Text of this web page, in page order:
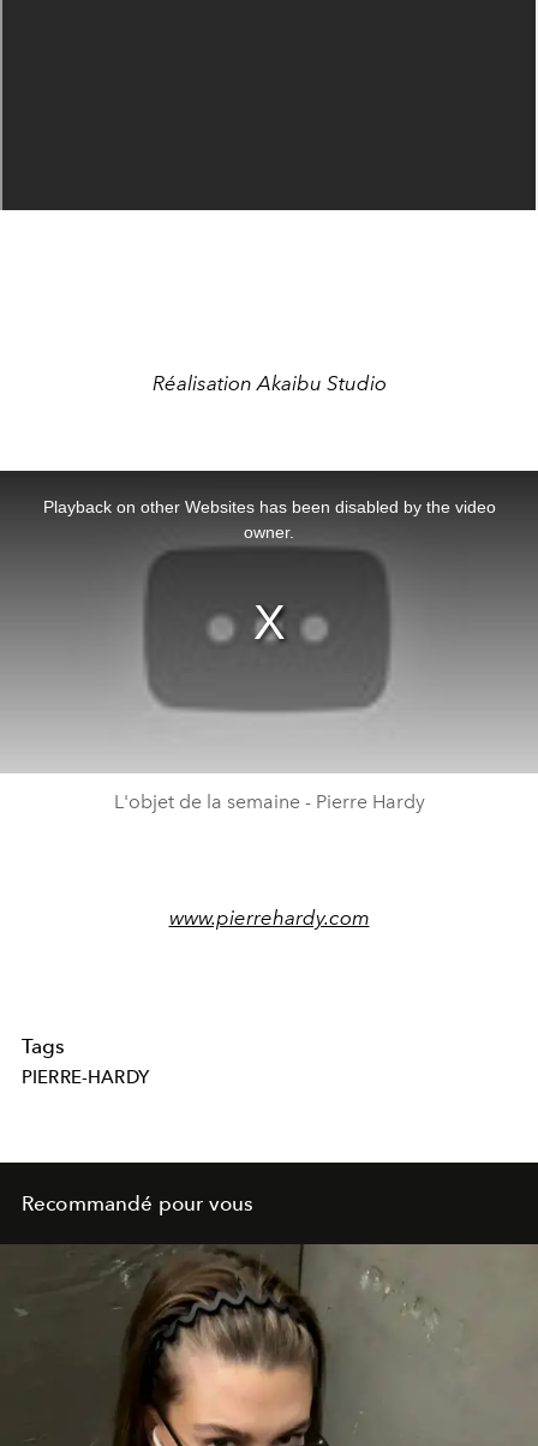
Réalisation Akaibu Studio
Playback on other Websites has been disabled by the video
owner.
L'objet de la semaine - Pierre Hardy
www.pierrehardy.com
Tags
PIERRE-HARDY
Recommandé pour vous